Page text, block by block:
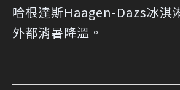
哈根達斯Haagen-Dazs冰淇
外都消暑降溫。